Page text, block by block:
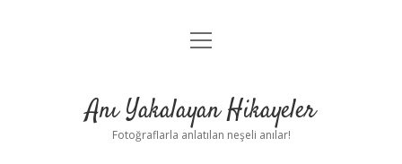
Anasayfa
Yasal Uyarı
menüyü
Anı Yakalayan Hikayeler
Fotoğraflarla anlatılan neşeli anılar!